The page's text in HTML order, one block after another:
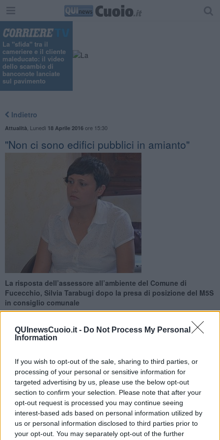
QUInewsCuoio.it - Do Not Process My Personal
Information
If you wish to opt-out of the sale, sharing to third parties, or
processing of your personal or sensitive information for
targeted advertising by us, please use the below opt-out
section to confirm your selection. Please note that after your
opt-out request is processed you may continue seeing
interest-based ads based on personal information utilized by
us or personal information disclosed to third parties prior to
your opt-out. You may separately opt-out of the further
La "sfida" tra il
cameriere e il cliente
maleducato: il video
dello scambio di
banconote lanciate
sul pavimento
Indietro
Attualità Lunedì 18 Aprile 2016ore 15:30
"Non ci sono edifici pubblici in amianto"
La risposta dell’assessore all’ambiente del Comune di
Fucecchio, Silvia Tarabugi dopo la presa di posizione del M5S
in consiglio comunale
FUCECCHIO — “Vogliono far credere – dichiara l’assessore in una
nota – che il Comune non conosca la situazione degli edifici
pubblici in materia di amianto e che sia necessaria una mappatura.
Niente di più falso. L’amministrazione comunale conosce
perfettamente la situazione degli edifici di cui è proprietaria, non
serve alcun censimento. Non ci sono edifici aperti al pubblico con
coperture o strutture in cemento-amianto. Il Comune ha iniziato
l’opera di bonifica nel 2002, quando il Movimento 5 Stelle non